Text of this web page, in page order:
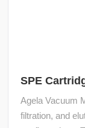
SPE
Agela Vacuum
filtration, and